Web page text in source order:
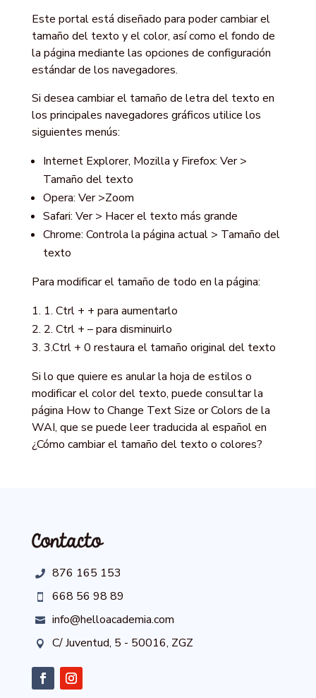
Este portal está diseñado para poder cambiar el
tamaño del texto y el color, así como el fondo de
la página mediante las opciones de configuración
estándar de los navegadores.
Si desea cambiar el tamaño de letra del texto en
los principales navegadores gráficos utilice los
siguientes menús:
Internet Explorer, Mozilla y Firefox: Ver >
Tamaño del texto
Opera: Ver >Zoom
Safari: Ver > Hacer el texto más grande
Chrome: Controla la página actual > Tamaño del
texto
Para modificar el tamaño de todo en la página:
1. Ctrl + + para aumentarlo
2. Ctrl + – para disminuirlo
3.Ctrl + 0 restaura el tamaño original del texto
Si lo que quiere es anular la hoja de estilos o
modificar el color del texto, puede consultar la
página How to Change Text Size or Colors de la
WAI, que se puede leer traducida al español en
¿Cómo cambiar el tamaño del texto o colores?
Contacto
 876 165 153
 668 56 98 89
 info@helloacademia.com
 C/ Juventud, 5 - 50016, ZGZ